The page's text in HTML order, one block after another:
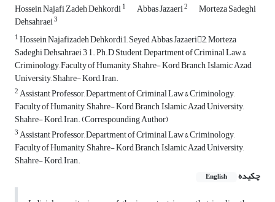
Hossein Najafi Zadeh Dehkordi1 Abbas Jazaeri2 Morteza Sadeghi
Dehsahraei3
1Hossein Najafizadeh Dehkordi1, Seyed Abbas Jazaeri2, Morteza
Sadeghi Dehsahraei 3 1. Ph.D Student, Department of Criminal Law &
Criminology, Faculty of Humanity, Shahre- Kord Branch, Islamic Azad
University, Shahre- Kord, Iran.
2Assistant Professor, Department of Criminal Law & Criminology,
Faculty of Humanity, Shahre- Kord Branch, Islamic Azad University,
Shahre- Kord, Iran. (Correspounding Author)
3Assistant Professor, Department of Criminal Law & Criminology,
Faculty of Humanity, Shahre- Kord Branch, Islamic Azad University,
Shahre- Kord, Iran.
چکیده
English